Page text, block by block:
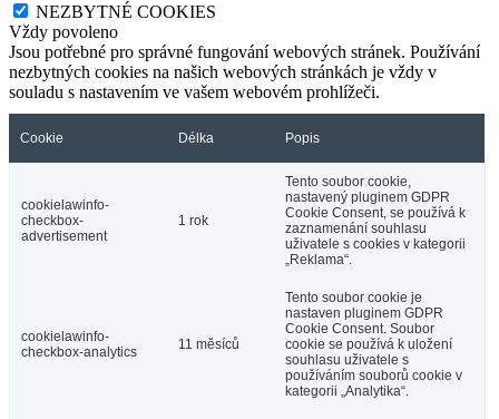
NEZBYTNÉ COOKIES
Vždy povoleno
Jsou potřebné pro správné fungování webových stránek. Používání
nezbytných cookies na našich webových stránkách je vždy v
souladu s nastavením ve vašem webovém prohlížeči.
Cookie Délka Popis
cookielawinfo-
checkbox-
advertisement
1 rok
Tento soubor cookie,
nastavený pluginem GDPR
Cookie Consent, se používá k
zaznamenání souhlasu
uživatele s cookies v kategorii
„Reklama“.
cookielawinfo-
checkbox-analytics
11 měsíců
Tento soubor cookie je
nastaven pluginem GDPR
Cookie Consent. Soubor
cookie se používá k uložení
souhlasu uživatele s
používáním souborů cookie v
kategorii „Analytika“.